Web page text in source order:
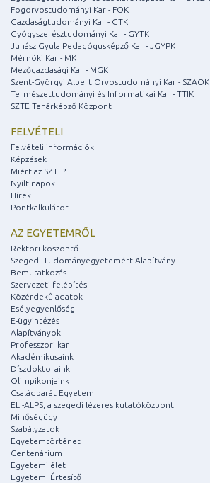
Fogorvostudományi Kar - FOK
Gazdaságtudományi Kar - GTK
Gyógyszerésztudományi Kar - GYTK
Juhász Gyula Pedagógusképző Kar - JGYPK
Mérnöki Kar - MK
Mezőgazdasági Kar - MGK
Szent-Györgyi Albert Orvostudományi Kar - SZAOK
Természettudományi és Informatikai Kar - TTIK
SZTE Tanárképző Központ
FELVÉTELI
Felvételi információk
Képzések
Miért az SZTE?
Nyílt napok
Hírek
Pontkalkulátor
AZ EGYETEMRŐL
Rektori köszöntő
Szegedi Tudományegyetemért Alapítvány
Bemutatkozás
Szervezeti felépítés
Közérdekű adatok
Esélyegyenlőség
E-ügyintézés
Alapítványok
Professzori kar
Akadémikusaink
Díszdoktoraink
Olimpikonjaink
Családbarát Egyetem
ELI-ALPS, a szegedi lézeres kutatóközpont
Minőségügy
Szabályzatok
Egyetemtörténet
Centenárium
Egyetemi élet
Egyetemi Értesítő